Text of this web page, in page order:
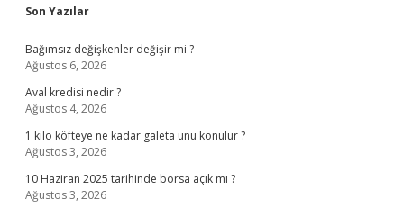
Sidebar
Son Yazılar
Bağımsız değişkenler değişir mi ?
Ağustos 6, 2026
Aval kredisi nedir ?
Ağustos 4, 2026
1 kilo köfteye ne kadar galeta unu konulur ?
Ağustos 3, 2026
10 Haziran 2025 tarihinde borsa açık mı ?
Ağustos 3, 2026